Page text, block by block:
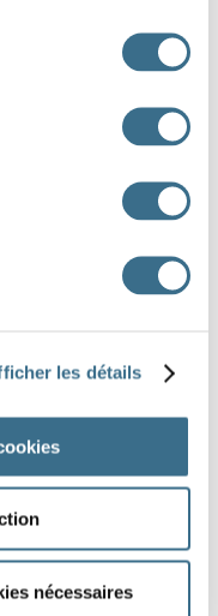
les détails
nécessaires